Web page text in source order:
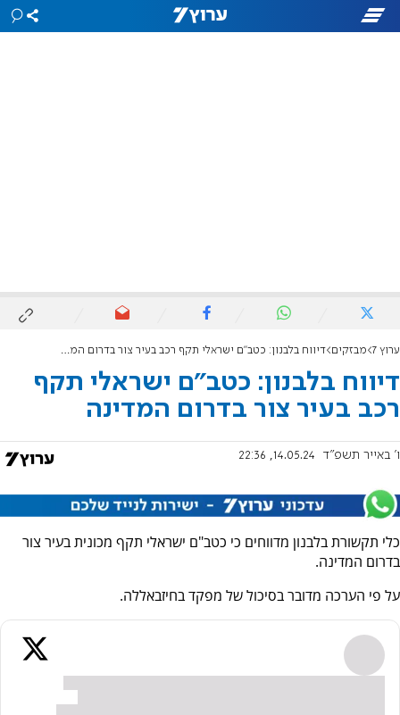
ערוץ 7 מבזקים דיווח בלבנון: כטב"ם ישראלי תקף רכב בעיר צור בדרום המדינה
דיווח בלבנון: כטב"ם ישראלי תקף
רכב בעיר צור בדרום המדינה
ו' באייר תשפ"ד 14.05.24, 22:36
כלי תקשורת בלבנון מדווחים כי כטב"ם ישראלי תקף מכונית בעיר צור
בדרום המדינה.
על פי הערכה מדובר בסיכול של מפקד בחיזבאללה.